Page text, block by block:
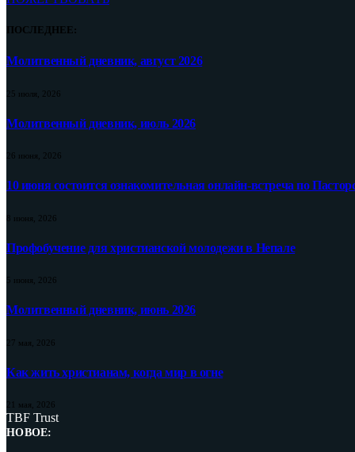
ПОСЛЕДНЕЕ:
Молитвенный дневник, август 2026
25 июля, 2026
Молитвенный дневник, июль 2026
26 июня, 2026
10 июня состоится ознакомительная онлайн-встреча по
8 июня, 2026
Профобучение для христианской молодежи в Непале
5 июня, 2026
Молитвенный дневник, июнь 2026
27 мая, 2026
Как жить христианам, когда мир в огне
21 мая, 2026
TBF Trust
НОВОЕ: